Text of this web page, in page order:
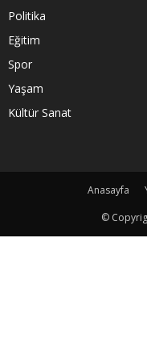
Politika
Eğitim
Spor
Yaşam
Kültür Sanat
Anasayfa
©